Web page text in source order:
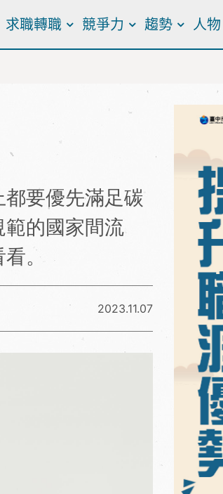
求職轉職 競爭力 趨勢 人物
要優先滿足碳
的國家間流
。
2023.11.07